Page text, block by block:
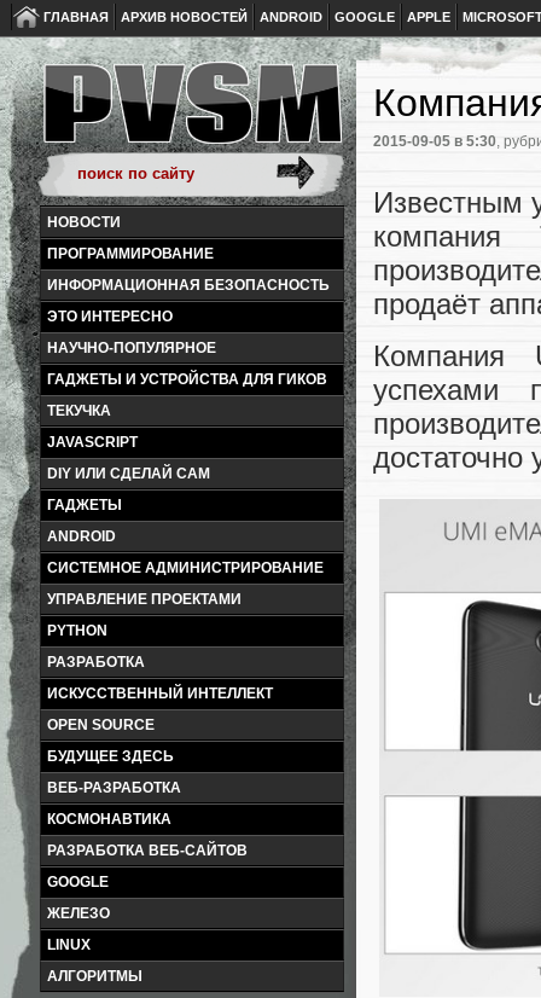
ГЛАВНАЯ АРХИВ НОВОСТЕЙ ANDROID GOOGLE APPLE
НОВОСТИ
ПРОГРАММИРОВАНИЕ
ИНФОРМАЦИОННАЯ БЕЗОПАСНОСТЬ
ЭТО ИНТЕРЕСНО
НАУЧНО-ПОПУЛЯРНОЕ
ГАДЖЕТЫ И УСТРОЙСТВА ДЛЯ ГИКОВ
ТЕКУЧКА
JAVASCRIPT
DIY ИЛИ СДЕЛАЙ САМ
ГАДЖЕТЫ
ANDROID
СИСТЕМНОЕ АДМИНИСТРИРОВАНИЕ
УПРАВЛЕНИЕ ПРОЕКТАМИ
PYTHON
РАЗРАБОТКА
ИСКУССТВЕННЫЙ ИНТЕЛЛЕКТ
OPEN SOURCE
БУДУЩЕЕ ЗДЕСЬ
ВЕБ-РАЗРАБОТКА
КОСМОНАВТИКА
РАЗРАБОТКА ВЕБ-САЙТОВ
GOOGLE
ЖЕЛЕЗО
LINUX
АЛГОРИТМЫ
2015-09-05 в 5:30,
Известным
продаёт
Компания
успехами